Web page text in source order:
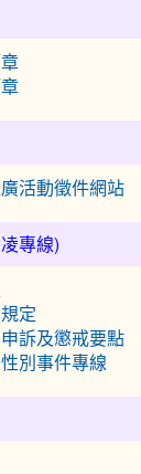
活動徵件網站
專線)
定
訴及懲戒要點
別事件專線